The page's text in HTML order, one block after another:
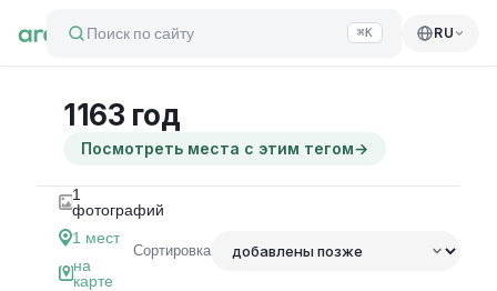
Поиск по сайту ⌘K RU
1163 год
Посмотреть места с этим тегом→
1
фотографий
1 мест
на
карте
Сортировка